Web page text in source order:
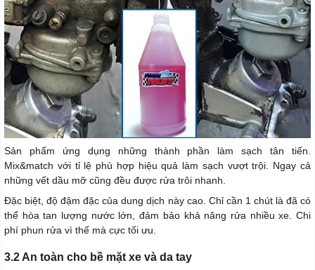
Sản phẩm ứng dụng những thành phần làm sạch tân tiến.
Mix&match với tỉ lệ phù hợp hiệu quả làm sạch vượt trội. Ngay cả
những vết dầu mỡ cũng đều được rửa trôi nhanh.
Đặc biệt, độ đậm đặc của dung dịch này cao. Chỉ cần 1 chút là đã có
thể hòa tan lượng nước lớn, đảm bảo khả năng rửa nhiều xe. Chi
phí phun rửa vì thế mà cực tối ưu.
3.2 An toàn cho bề mặt xe và da tay